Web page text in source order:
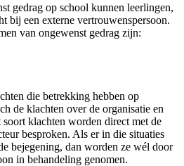
gedrag op school kunnen leerlingen,
bij een externe vertrouwenspersoon.
van ongewenst gedrag zijn:
die betrekking hebben op
de klachten over de organisatie en
klachten worden direct met de
besproken. Als er in die situaties
bejegening, dan worden ze wél door
in behandeling genomen.